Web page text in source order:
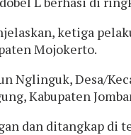
ketiga
Mojokerto.
Nglinguk, Desa/
Kabupaten
dan ditangkap di